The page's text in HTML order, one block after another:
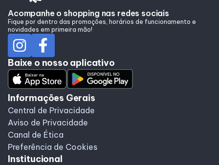
Programa de benefícios
Acompanhe o shopping nas redes sociais
Fique por dentro das promoções, horários de funcionamento e
novidades em primeira mão!
Baixe o nosso aplicativo
Informações Gerais
Central de Privacidade
Aviso de Privacidade
Canal de Ética
Preferência de Cookies
Institucional